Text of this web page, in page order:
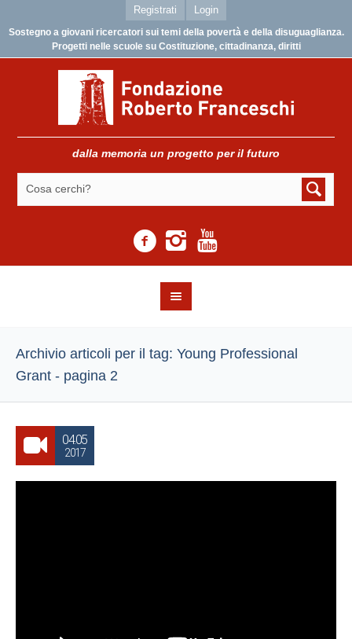
Registrati Login
Sostegno a giovani ricercatori sui temi della povertà e della disuguaglianza.
Progetti nelle scuole su Costituzione, cittadinanza, diritti
dalla memoria un progetto per il futuro
Archivio articoli per il tag: Young Professional
Grant - pagina 2
04.05
2017